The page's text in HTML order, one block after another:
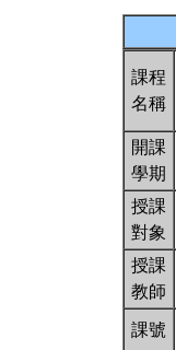
課程
名稱
開課
學期
授課
對象
授課
教師
課號